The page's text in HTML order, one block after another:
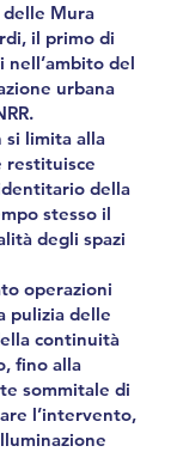
Mura
il primo di
del
urbana
si limita alla
restituisce
della
stesso il
degli spazi
operazioni
pulizia delle
continuità
fino alla
sommitale di
l’intervento,